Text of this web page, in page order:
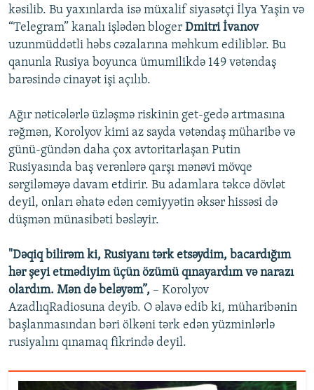
kəsilib. Bu yaxınlarda isə müxalif siyasətçi İlya Yaşin və
“Telegram” kanalı işlədən bloger Dmitri İvanov
uzunmüddətli həbs cəzalarına məhkum ediliblər. Bu
qanunla Rusiya boyunca ümumilikdə 149 vətəndaş
barəsində cinayət işi açılıb.
Ağır nəticələrlə üzləşmə riskinin get-gedə artmasına
rəğmən, Korolyov kimi az sayda vətəndaş müharibə və
günü-gündən daha çox avtoritarlaşan Putin
Rusiyasında baş verənlərə qarşı mənəvi mövqe
sərgiləməyə davam etdirir. Bu adamlara təkcə dövlət
deyil, onları əhatə edən cəmiyyətin əksər hissəsi də
düşmən münasibəti bəsləyir.
"Dəqiq bilirəm ki, Rusiyanı tərk etsəydim, bacardığım
hər şeyi etmədiyim üçün özümü qınayardım və narazı
olardım. Mən də beləyəm”, – Korolyov
AzadlıqRadiosuna deyib. O əlavə edib ki, müharibənin
başlanmasından bəri ölkəni tərk edən yüzminlərlə
rusiyalını qınamaq fikrində deyil.